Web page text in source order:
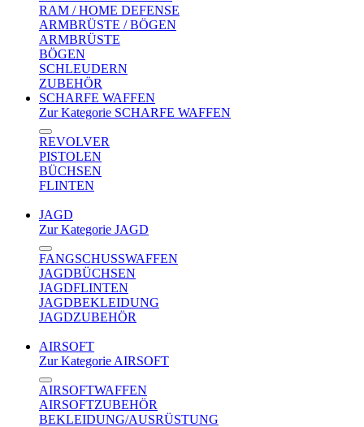
RAM / HOME DEFENSE
ARMBRÜSTE / BÖGEN
ARMBRÜSTE
BÖGEN
SCHLEUDERN
ZUBEHÖR
SCHARFE WAFFEN
Zur Kategorie SCHARFE WAFFEN
REVOLVER
PISTOLEN
BÜCHSEN
FLINTEN
JAGD
Zur Kategorie JAGD
FANGSCHUSSWAFFEN
JAGDBÜCHSEN
JAGDFLINTEN
JAGDBEKLEIDUNG
JAGDZUBEHÖR
AIRSOFT
Zur Kategorie AIRSOFT
AIRSOFTWAFFEN
AIRSOFTZUBEHÖR
BEKLEIDUNG/AUSRÜSTUNG